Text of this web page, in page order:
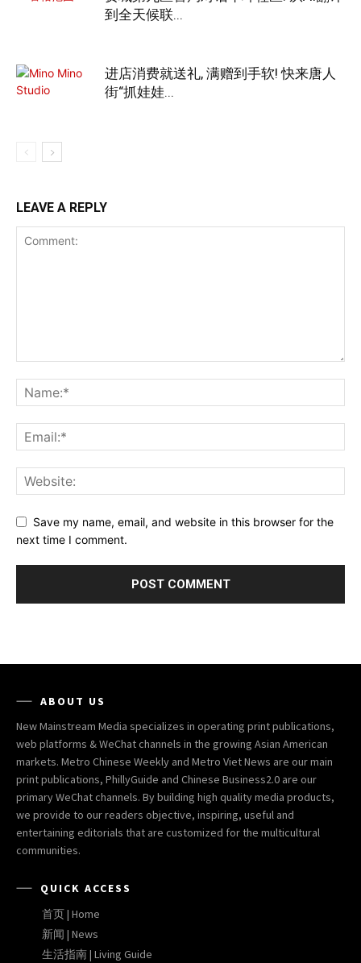
到全天候联...
进店消费就送礼, 满赠到手软! 快来唐人
街“抓娃娃...
LEAVE A REPLY
Save my name, email, and website in this browser for the
next time I comment.
ABOUT US
New Mainstream Media specializes in operating print publications,
web platforms & WeChat channels in the growing Asian American
markets. Metro Chinese Weekly and Metro Viet News are our main
print publications, PhillyGuide and Chinese Business2.0 are our
primary WeChat channels. By building high quality media products,
we provide to our readers objective, inspiring, useful and
entertaining editorials that are customized for the multicultural
communities.
QUICK ACCESS
首页 | Home
新闻 | News
生活指南 | Living Guide